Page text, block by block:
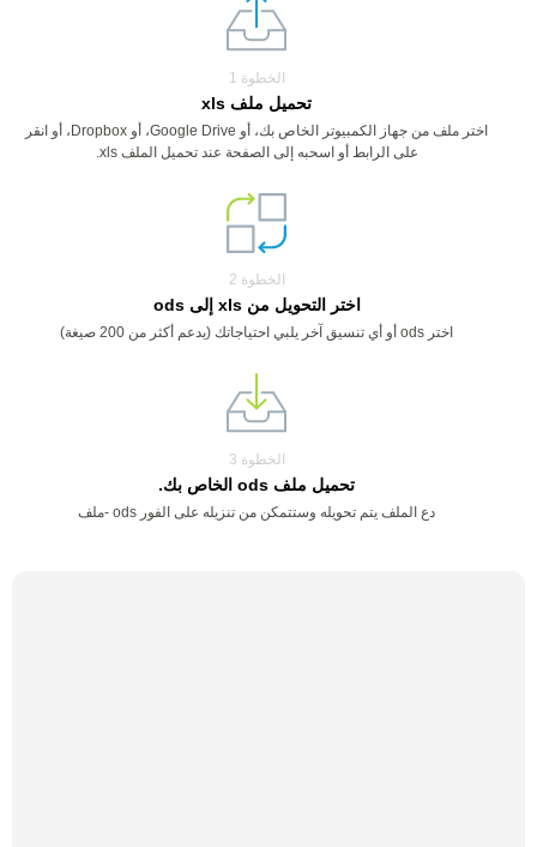
الخطوة 1
تحميل ملف xls
اختر ملف من جهاز الكمبيوتر الخاص بك، أو Google Drive، أو Dropbox، أو انقر
على الرابط أو اسحبه إلى الصفحة عند تحميل الملف xls.
الخطوة 2
اختر التحويل من xls إلى ods
اختر ods أو أي تنسيق آخر يلبي احتياجاتك (يدعم أكثر من 200 صيغة)
الخطوة 3
تحميل ملف ods الخاص بك.
دع الملف يتم تحويله وستتمكن من تنزيله على الفور ods -ملف